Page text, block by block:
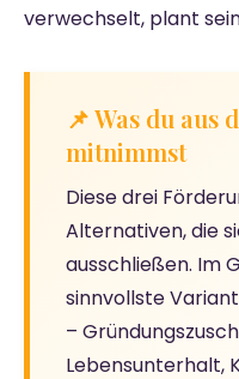
verwechselt, plant
📌 Was du aus
mitnimmst
Diese drei
Alternativen, die
ausschließen. Im
sinnvollste
–
Lebensunterhalt,